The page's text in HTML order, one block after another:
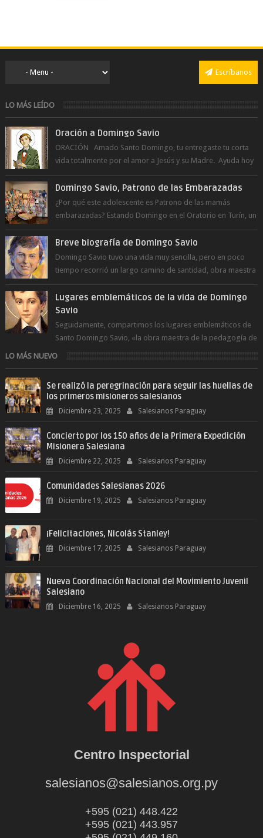
Escríbanos
LO MÁS LEÍDO
Oración a Domingo Savio
ORACIÓN Amado Santo Domingo, tu entregaste tu corta
vida totalmente por el amor a Jesús y su Madre. Ayuda hoy
a la juventud para ...
Domingo Savio, Patrono de las Embarazadas
¿Por qué este adolescente es Patrono de las mamás
embarazadas? Estando Domingo en el Oratorio en Turín, un
día le pide a Don Bosco...
Breve biografía de Domingo Savio
Domingo Savio tuvo una vida muy sencilla, pero en poco
tiempo recorrió un largo camino de santidad, obra maestra
del Espíritu Santo y fr...
Lugares emblemáticos de la vida de Domingo
Savio
Seguidamente, compartimos los lugares emblemáticos de
Santo Domingo Savio, «la obra maestra de la pedagogía de
Don Bosco». San Giovann...
LO MÁS NUEVO
Se realizó la peregrinación para seguir las huellas de
los primeros misioneros salesianos
Diciembre 23, 2025 Salesianos Paraguay
Concierto por los 150 años de la Primera Expedición
Misionera Salesiana
Diciembre 22, 2025 Salesianos Paraguay
Comunidades Salesianas 2026
Diciembre 19, 2025 Salesianos Paraguay
¡Felicitaciones, Nicolás Stanley!
Diciembre 17, 2025 Salesianos Paraguay
Nueva Coordinación Nacional del Movimiento Juvenil
Salesiano
Diciembre 16, 2025 Salesianos Paraguay
Centro Inspectorial
salesianos@salesianos.org.py
+595 (021) 448.422
+595 (021) 443.957